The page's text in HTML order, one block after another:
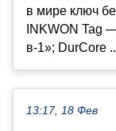
в мире ключ
INKWON Tag
в-1»; DurCore
13:17, 18 Фев